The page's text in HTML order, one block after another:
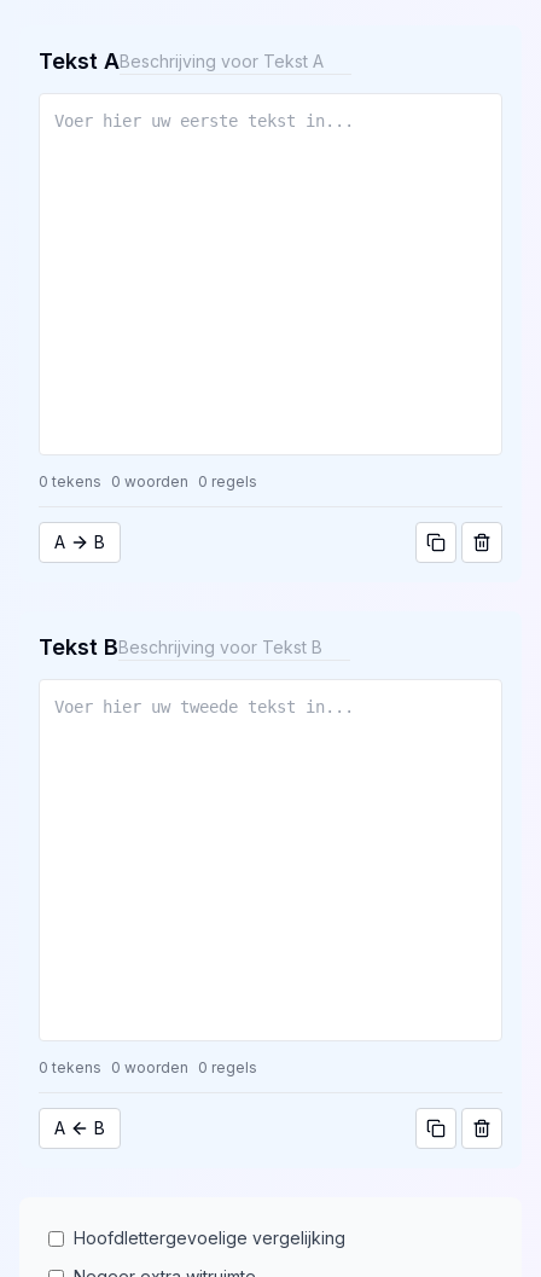
Tekst A
0 tekens 0 woorden 0 regels
A B
Tekst B
0 tekens 0 woorden 0 regels
A B
Hoofdlettergevoelige vergelijking